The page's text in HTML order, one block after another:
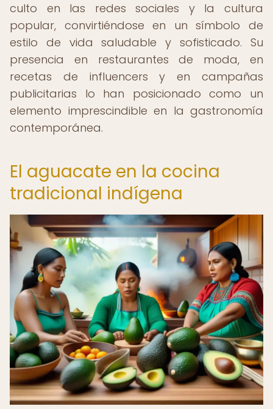
culto en las redes sociales y la cultura
popular, convirtiéndose en un símbolo de
estilo de vida saludable y sofisticado. Su
presencia en restaurantes de moda, en
recetas de influencers y en campañas
publicitarias lo han posicionado como un
elemento imprescindible en la gastronomía
contemporánea.
El aguacate en la cocina
tradicional indígena